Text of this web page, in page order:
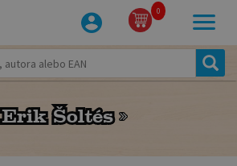
0
Erik Šoltés
Erik Šoltés